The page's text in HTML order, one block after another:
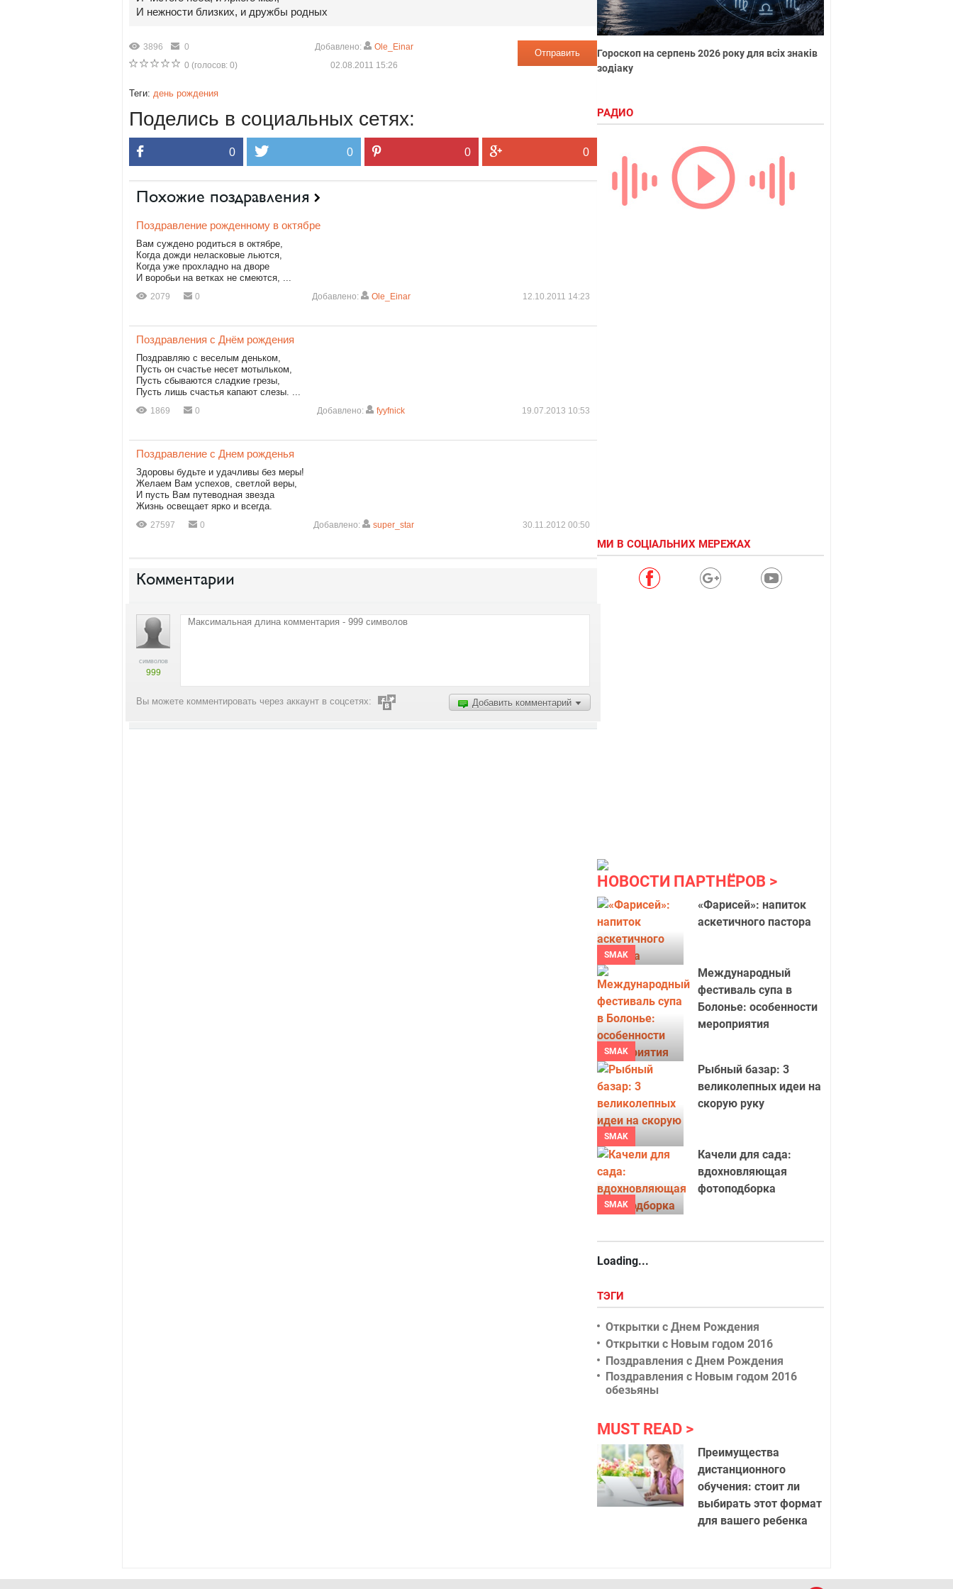
И нежности близких, и дружбы родных
3896
0
0 (голосов: 0)
Отправить
Добавлено:
Ole_Einar
02.08.2011 15:26
Теги: день рождения
Поделись в социальных сетях:
0 0 0 0
Похожие поздравления
Поздравление рожденному в октябре
Вам суждено родиться в октябре,
Когда дожди неласковые льются,
Когда уже прохладно на дворе
И воробьи на ветках не смеются, ...
2079 0 Добавлено: Ole_Einar 12.10.2011 14:23
Поздравления с Днём рождения
Поздравляю с веселым деньком,
Пусть он счастье несет мотыльком,
Пусть сбываются сладкие грезы,
Пусть лишь счастья капают слезы. ...
1869 0 Добавлено: fyyfnick 19.07.2013 10:53
Поздравление с Днем рожденья
Здоровы будьте и удачливы без меры!
Желаем Вам успехов, светлой веры,
И пусть Вам путеводная звезда
Жизнь освещает ярко и всегда.
27597 0 Добавлено: super_star 30.11.2012 00:50
Комментарии
символов
999
Добавить комментарий
Вы можете комментировать через аккаунт в соцсетях:
Гороскоп на серпень 2026 року для всіх знаків
зодіаку
РАДИО
МИ В СОЦІАЛЬНИХ МЕРЕЖАХ
НОВОСТИ ПАРТНЁРОВ
SMAK
«Фарисей»: напиток
аскетичного пастора
SMAK
Международный
фестиваль супа в
Болонье: особенности
мероприятия
SMAK
Рыбный базар: 3
великолепных идеи на
скорую руку
SMAK
Качели для сада:
вдохновляющая
фотоподборка
Loading...
ТЭГИ
Открытки с Днем Рождения
Открытки с Новым годом 2016
Поздравления с Днем Рождения
Поздравления с Новым годом 2016
обезьяны
MUST READ
Преимущества
дистанционного
обучения: стоит ли
выбирать этот формат
для вашего ребенка